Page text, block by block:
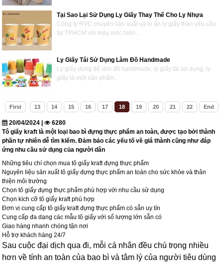
Tại Sao Lại Sử Dụng Ly Giấy Thay Thế Cho Ly Nhựa
Công ty RVC chuyên sản xuất và in ấn ly giấy theo yêu cầu
tại TPHCM với máy móc hiện...
Ly Giấy Tái Sử Dụng Làm Đồ Handmade
Ly giấy dùng để làm đồ handmade, ly giấy tái sử dụng, ly
giấy là một sản phẩm...
First 13 14 15 16 17 18 19 20 21 22 End
20/04/2024 |
6280
Tô giấy kraft là một loại bao bì đựng thực phẩm an toàn, được tạo bởi thành
phần tự nhiên dễ tìm kiếm. Đảm bảo các yếu tố về giá thành cũng như đáp
ứng nhu cầu sử dụng của người dân
Những tiêu chí chọn mua tô giấy kraft đựng thực phẩm
Nguyên liệu sản xuất tô giấy đựng thực phẩm an toàn cho sức khỏe và thân
thiện môi trường
Chọn tô giấy đựng thực phẩm phù hợp với nhu cầu sử dụng
Chọn kích cỡ tô giấy kraft phù hợp
Đơn vị cung cấp tô giấy kraft đựng thực phẩm có sẵn uy tín
Cung cấp đa dạng các mẫu tô giấy với số lượng lớn sẵn có
Giao hàng nhanh chóng tận nơi
Hỗ trợ khách hàng 24/7
Sau cuộc đại dịch qua đi, mỗi cá nhân đều chú trọng nhiều
hơn về tính an toàn của bao bì và tâm lý của người tiêu dùng